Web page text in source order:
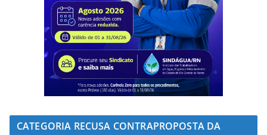
CATEGORIA RECUSA CONTRAPROPOSTA DA